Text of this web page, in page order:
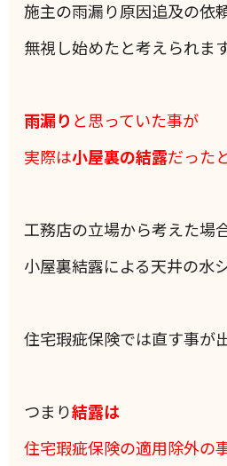
施主の雨漏り原因追及の依
無視し始めたと考えられます
雨漏り と思っていた事が
実際は小屋裏の結露だった
工務店の立場から考えた場
小屋裏結露による天井の水
住宅瑕疵保険では直す事が
つまり結露は
住宅瑕疵保険の適用除外の